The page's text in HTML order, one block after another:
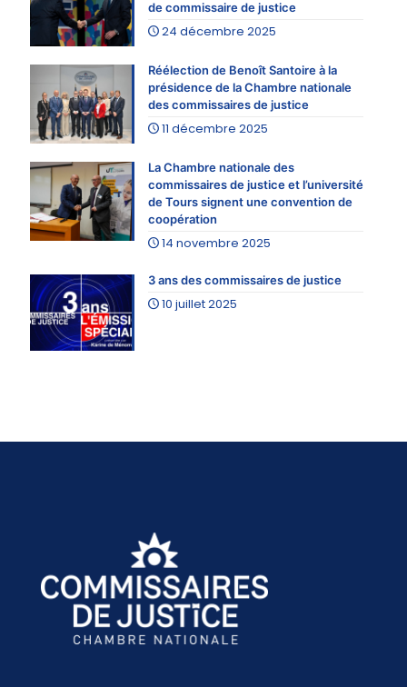
de commissaire de justice
24 décembre 2025
Réélection de Benoît Santoire à la
présidence de la Chambre nationale
des commissaires de justice
11 décembre 2025
La Chambre nationale des
commissaires de justice et l’université
de Tours signent une convention de
coopération
14 novembre 2025
3 ans des commissaires de justice
10 juillet 2025